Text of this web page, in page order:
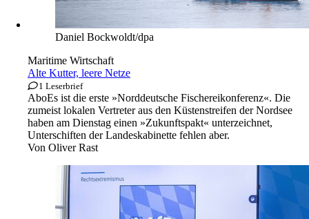
Daniel Bockwoldt/dpa
Maritime Wirtschaft
Alte Kutter, leere Netze
1 Leserbrief
AboEs ist die erste »Norddeutsche Fischereikonferenz«. Die
zumeist lokalen Vertreter aus den Küstenstreifen der Nordsee
haben am Dienstag einen »Zukunftspakt« unterzeichnet,
Unterschiften der Landeskabinette fehlen aber.
Von Oliver Rast